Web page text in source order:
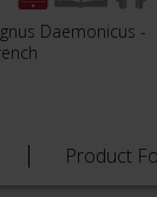
Daemonicus -
Product